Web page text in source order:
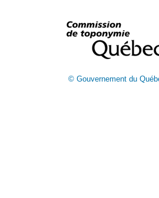
© Gouvernement du